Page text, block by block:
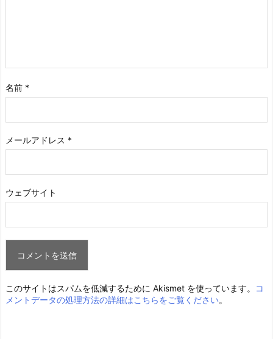
名前 *
メールアドレス *
ウェブサイト
このサイトはスパムを低減するために Akismet を使っています。
コ
メントデータの処理方法の詳細はこちらをご覧ください。